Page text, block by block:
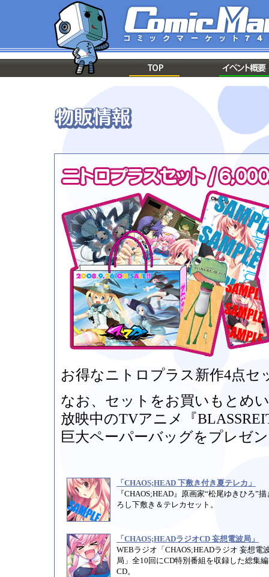
お得なニトロプラス新作4点
なお、セットをお買いもとめ
放映中のTVアニメ『
巨大ペーパーバッグをプレゼ
「CHAOS;HEAD 下敷き付き夏テレカ」
『CHAOS;HEAD』原画家“松尾ゆきひろ”描
ろし下敷き＆テレカセット。
「CHAOS;HEADラジオCD 妄想電波局」
WEBラジオ「CHAOS;HEADラジオ 妄想電
局」全10回にCD特別番組を収録した総集編
CD。